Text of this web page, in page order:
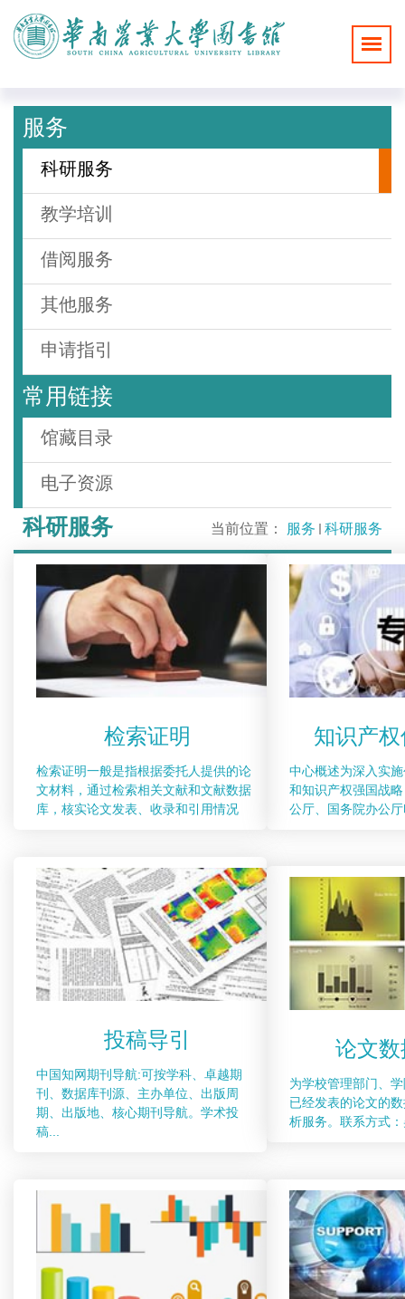
服务
科研服务
教学培训
借阅服务
其他服务
申请指引
常用链接
馆藏目录
电子资源
当前位置： 服务 科研服务
科研服务
检索证明
检索证明一般是指根据委托人提供的论
文材料，通过检索相关文献和文献数据
库，核实论文发表、收录和引用情况
知识产
中心概述为深入实
和知识产权强国战
公厅、国务院办公
投稿导引
中国知网期刊导航:可按学科、卓越期
刊、数据库刊源、主办单位、出版周
期、出版地、核心期刊导航。学术投
稿...
论文
为学校管理部门、
已经发表的论文的
析服务。联系方式